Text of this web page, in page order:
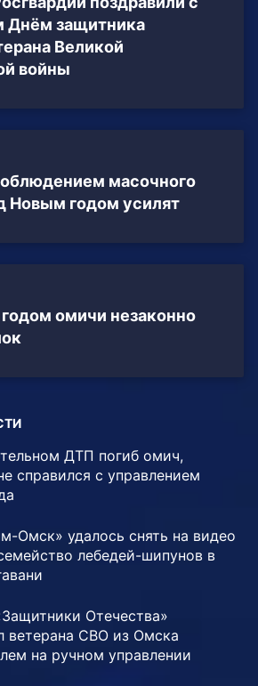
Днём защитника
Великой
войны
масочного
Новым годом усилят
омичи незаконно
ДТП погиб омич,
справился с управлением
Омск» удалось снять на видео
лебедей-шипунов в
Отечества»
ветерана СВО из Омска
на ручном управлении